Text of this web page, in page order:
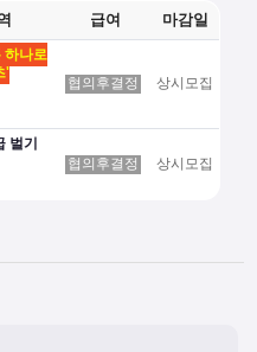
급여 마감일
하나로
'
협의후결정 상시모집
벌기
협의후결정 상시모집